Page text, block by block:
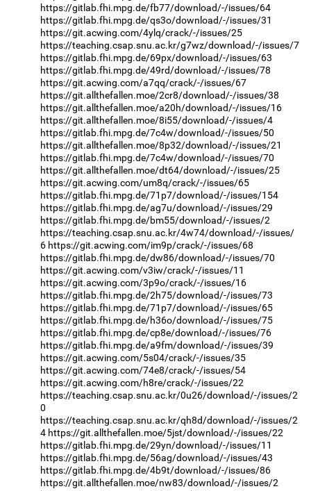
https://gitlab.fhi.mpg.de/fb77/download/-/issues/64
https://gitlab.fhi.mpg.de/qs3o/download/-/issues/31
https://git.acwing.com/4ylq/crack/-/issues/25
https://teaching.csap.snu.ac.kr/g7wz/download/-/issues/7
https://gitlab.fhi.mpg.de/69px/download/-/issues/63
https://gitlab.fhi.mpg.de/49rd/download/-/issues/78
https://git.acwing.com/a7qq/crack/-/issues/67
https://git.allthefallen.moe/2cr8/download/-/issues/38
https://git.allthefallen.moe/a20h/download/-/issues/16
https://git.allthefallen.moe/8i55/download/-/issues/4
https://gitlab.fhi.mpg.de/7c4w/download/-/issues/50
https://git.allthefallen.moe/8p32/download/-/issues/21
https://gitlab.fhi.mpg.de/7c4w/download/-/issues/70
https://git.allthefallen.moe/dt64/download/-/issues/25
https://git.acwing.com/um8q/crack/-/issues/65
https://gitlab.fhi.mpg.de/71p7/download/-/issues/154
https://gitlab.fhi.mpg.de/ag7u/download/-/issues/29
https://gitlab.fhi.mpg.de/bm55/download/-/issues/2
https://teaching.csap.snu.ac.kr/4w74/download/-/issues/
6 https://git.acwing.com/im9p/crack/-/issues/68
https://gitlab.fhi.mpg.de/dw86/download/-/issues/70
https://git.acwing.com/v3iw/crack/-/issues/11
https://git.acwing.com/3p9o/crack/-/issues/16
https://gitlab.fhi.mpg.de/2h75/download/-/issues/73
https://gitlab.fhi.mpg.de/71p7/download/-/issues/65
https://gitlab.fhi.mpg.de/h36o/download/-/issues/75
https://gitlab.fhi.mpg.de/cp8e/download/-/issues/76
https://gitlab.fhi.mpg.de/a9fm/download/-/issues/39
https://git.acwing.com/5s04/crack/-/issues/35
https://git.acwing.com/74e8/crack/-/issues/54
https://git.acwing.com/h8re/crack/-/issues/22
https://teaching.csap.snu.ac.kr/0u26/download/-/issues/2
0
https://teaching.csap.snu.ac.kr/qh8d/download/-/issues/2
4 https://git.allthefallen.moe/5jst/download/-/issues/22
https://gitlab.fhi.mpg.de/29yn/download/-/issues/11
https://gitlab.fhi.mpg.de/56ag/download/-/issues/43
https://gitlab.fhi.mpg.de/4b9t/download/-/issues/86
https://git.allthefallen.moe/nw83/download/-/issues/2